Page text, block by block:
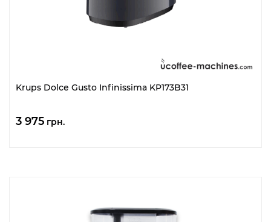
Krups Dolce Gusto Infinissima KP173B31
3 975 грн.